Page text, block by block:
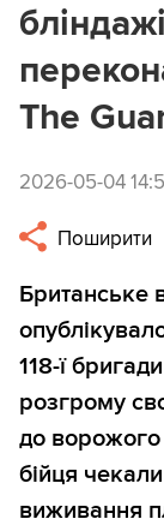
The
2026-05-04
Поширити
Британське
118-ї
розгрому
до ворожого
бійця
виживання